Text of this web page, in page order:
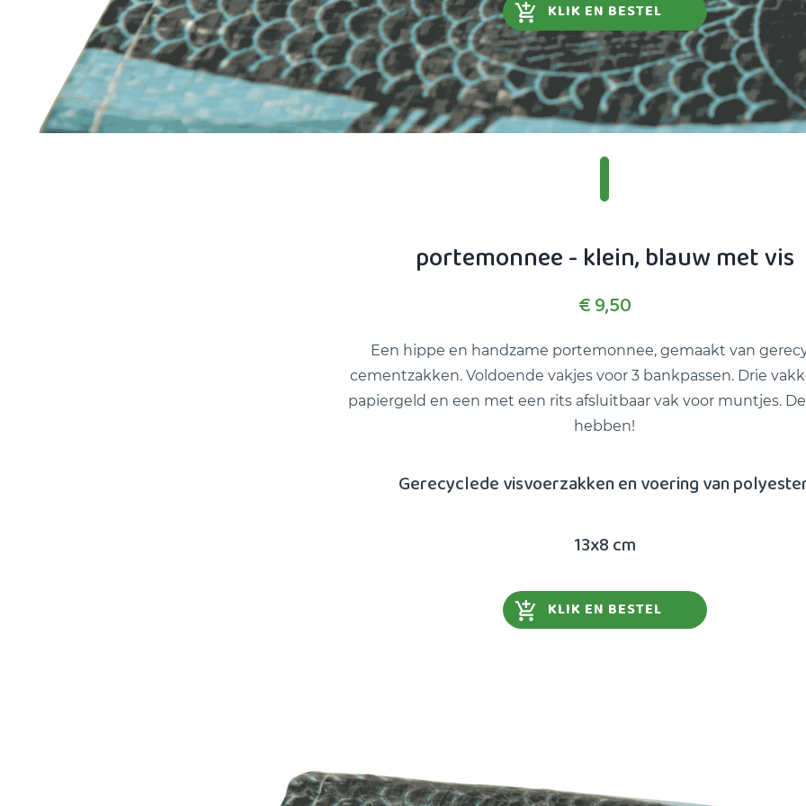
KLIK EN BESTEL
portemonnee - klein, blauw met vis
€ 9,50
Een hippe en handzame portemonnee, gemaakt van
cementzakken. Voldoende vakjes voor 3 bankpassen. Drie
papiergeld en een met een rits afsluitbaar vak voor muntjes.
hebben!
Gerecyclede visvoerzakken en voering van
13x8 cm
KLIK EN BESTEL